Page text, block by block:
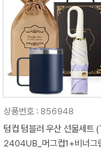
상품번호 : 856948
텀컵 텀블러 우산 선물세트
2404UB_머그컵1+비너그